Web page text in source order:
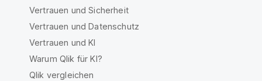
Vertrauen und Sicherheit
Vertrauen und Datenschutz
Vertrauen und KI
Warum Qlik für KI?
Qlik vergleichen